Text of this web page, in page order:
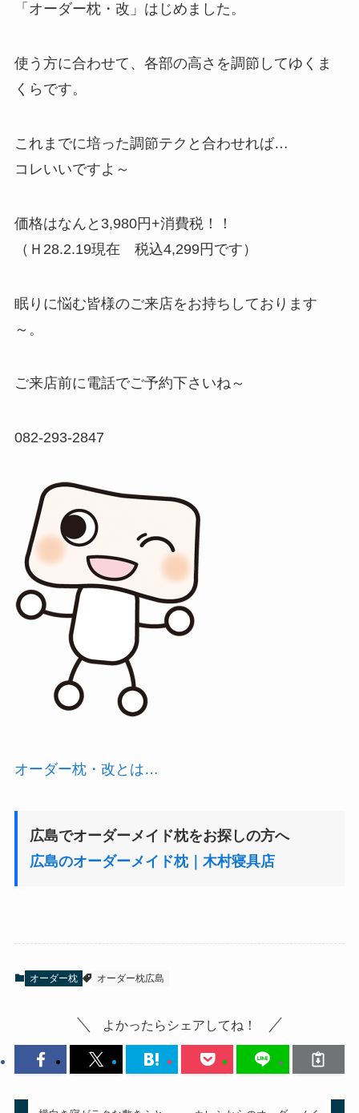
「オーダー枕・改」はじめました。
使う方に合わせて、各部の高さを調節してゆくま
くらです。
これまでに培った調節テクと合わせれば…
コレいいですよ～
価格はなんと3,980円+消費税！！
（Ｈ28.2.19現在 税込4,299円です）
眠りに悩む皆様のご来店をお持ちしております
～。
ご来店前に電話でご予約下さいね～
082-293-2847
オーダー枕・改とは…
広島でオーダーメイド枕をお探しの方へ
広島のオーダーメイド枕｜木村寝具店
オーダー枕 オーダー枕広島
よかったらシェアしてね！